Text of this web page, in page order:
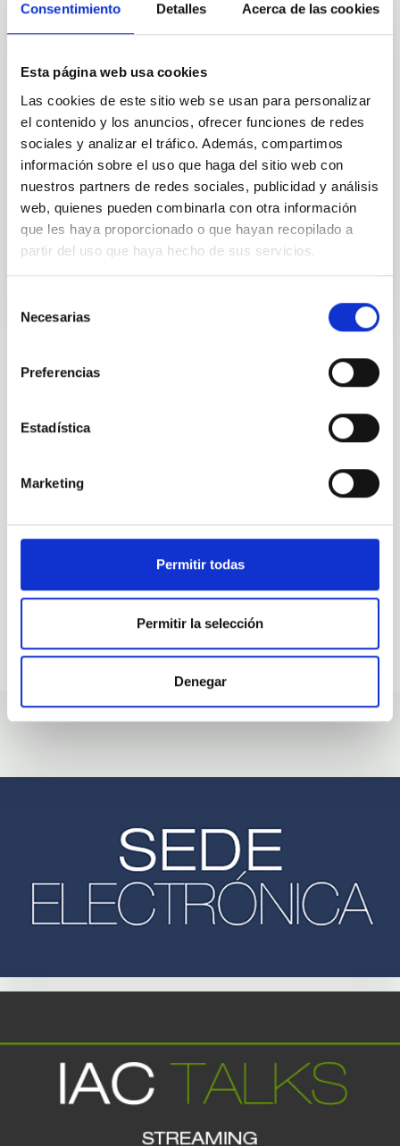
Consentimiento Detalles Acerca de las cookies
Esta página web usa cookies
Las cookies de este sitio web se usan para personalizar
el contenido y los anuncios, ofrecer funciones de redes
sociales y analizar el tráfico. Además, compartimos
información sobre el uso que haga del sitio web con
nuestros partners de redes sociales, publicidad y análisis
web, quienes pueden combinarla con otra información
que les haya proporcionado o que hayan recopilado a
partir del uso que haya hecho de sus servicios.
Necesarias
Preferencias
Estadística
Marketing
Permitir todas
Permitir la selección
Denegar
UN CONTRATO - TÉCNICO/A DE TALLER -
ESPECIALIDAD MECÁNICA- FIJO
LABORAL - PS-2026-032
Se convoca proceso selectivo para el ingreso, como
personal laboral fijo, de un puesto de trabajo con la
categoría profesional de Técnico/a de Taller, acogido
al Convenio y que tendrá, entre otras
looking for people with
talent.